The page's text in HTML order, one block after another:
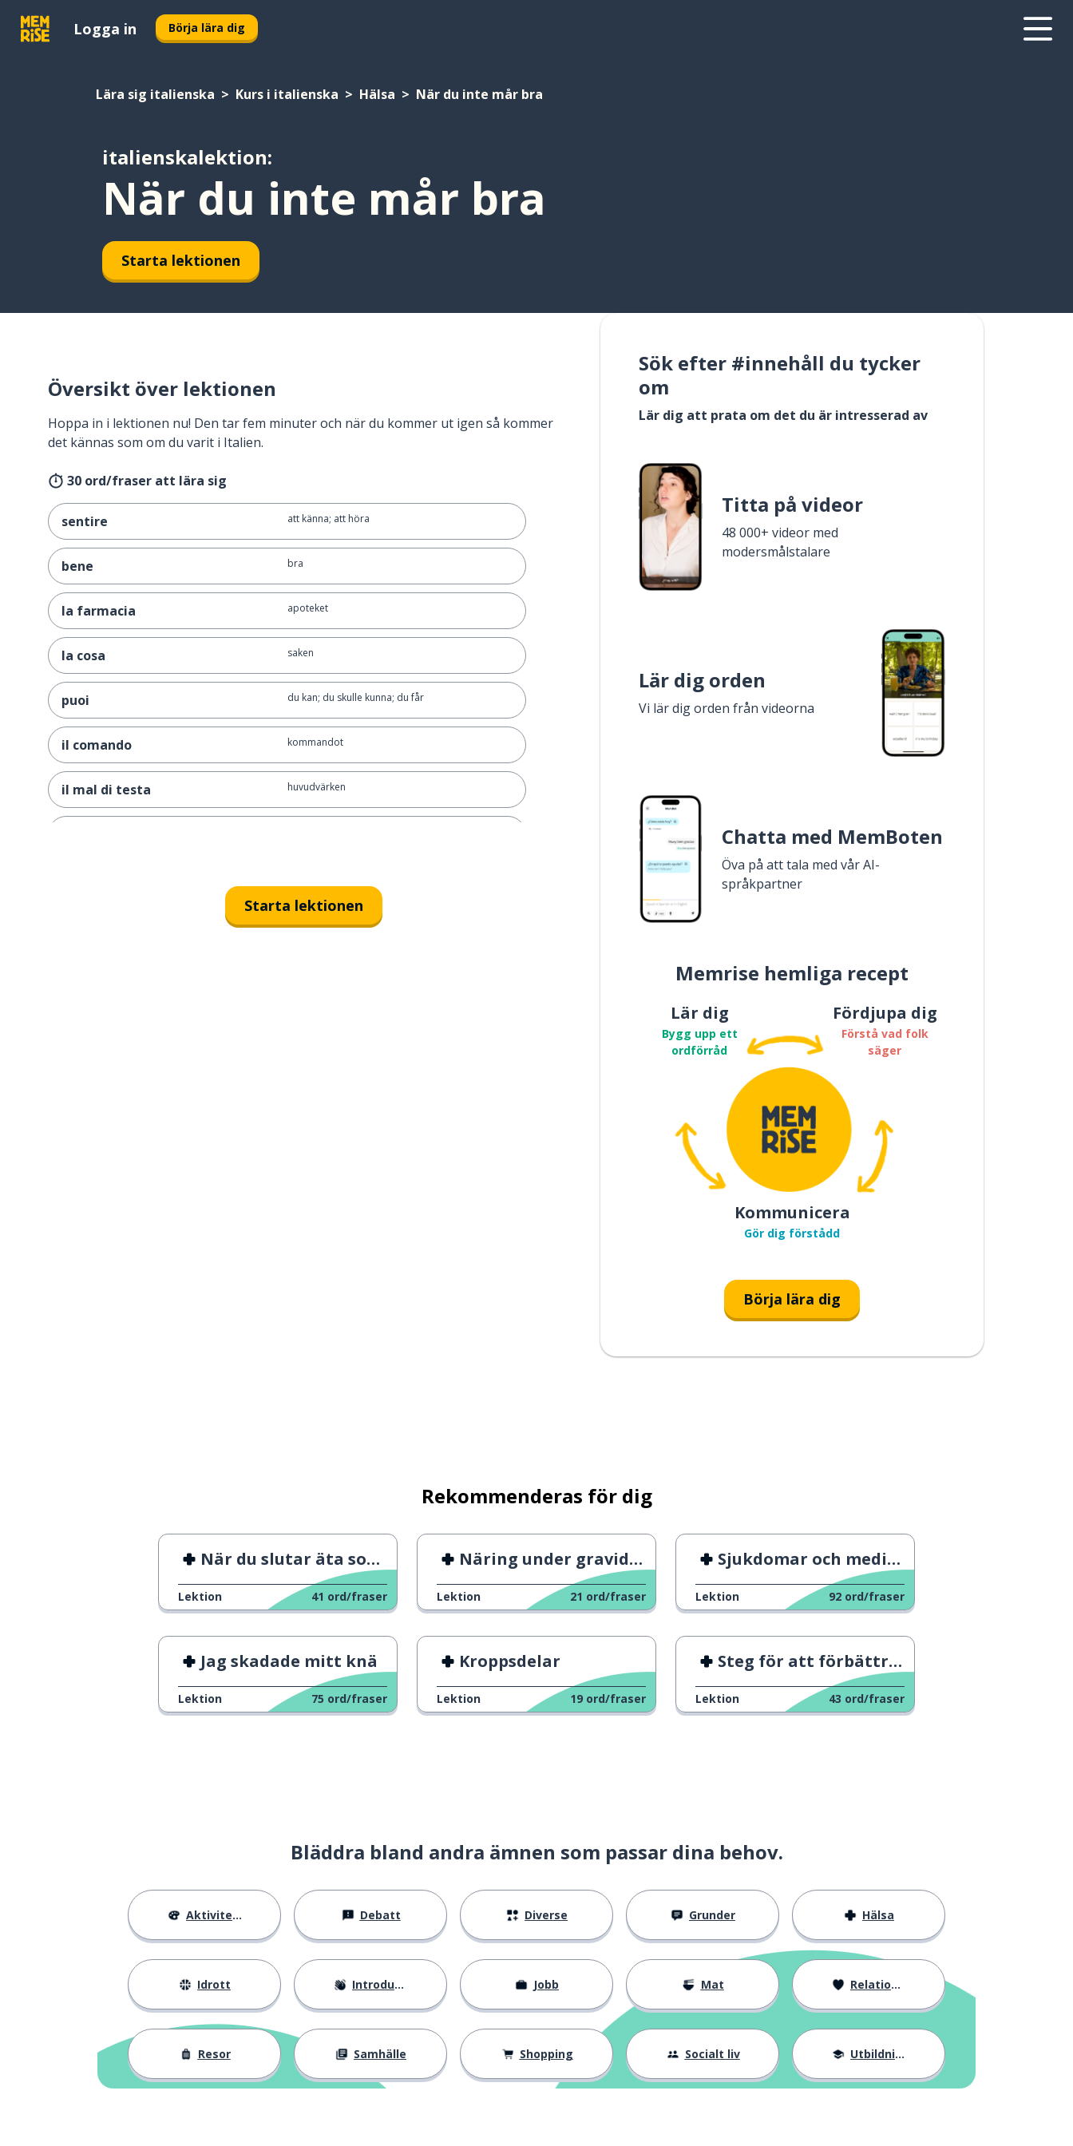
Logga in Börja lära dig
Lära sig italienska Kurs i italienska Hälsa När du inte mår bra
italienskalektion:
När du inte mår bra
Starta lektionen
Översikt över lektionen
Hoppa in i lektionen nu! Den tar fem minuter och när du kommer ut igen så kommer
det kännas som om du varit i Italien.
30 ord/fraser att lära sig
sentire att känna; att höra
bene bra
la farmacia apoteket
la cosa saken
puoi du kan; du skulle kunna; du får
il comando kommandot
il mal di testa huvudvärken
eller
jag kan; jag skulle kunna; jag får
att säga; att berätta
Starta lektionen
Sök efter #innehåll du tycker
om
Lär dig att prata om det du är intresserad av
Titta på videor
48 000+ videor med
modersmålstalare
Lär dig orden
Vi lär dig orden från videorna
Chatta med MemBoten
Öva på att tala med vår AI-
språkpartner
Memrise hemliga recept
Lär dig
Bygg upp ett
ordförråd
Fördjupa dig
Förstå vad folk
säger
Kommunicera
Gör dig förstådd
Börja lära dig
Rekommenderas för dig
När du slutar äta socker
Lektion 41 ord/fraser
Näring under graviditeten
Lektion 21 ord/fraser
Sjukdomar och medicinska termer
Lektion 92 ord/fraser
Jag skadade mitt knä
Lektion 75 ord/fraser
Kroppsdelar
Lektion 19 ord/fraser
Steg för att förbättra mental hälsa
Lektion 43 ord/fraser
Bläddra bland andra ämnen som passar dina behov.
Aktiviteter Debatt Diverse Grunder Hälsa
Idrott Introduktion Jobb Mat Relationer
Resor Samhälle Shopping Socialt liv Utbildning